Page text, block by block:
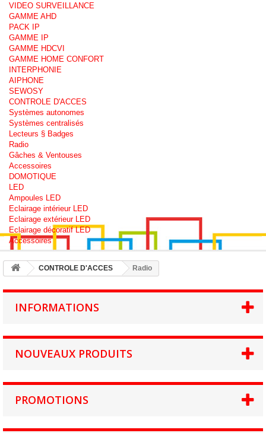
VIDEO SURVEILLANCE
GAMME AHD
PACK IP
GAMME IP
GAMME HDCVI
GAMME HOME CONFORT
INTERPHONIE
AIPHONE
SEWOSY
CONTROLE D'ACCES
Systèmes autonomes
Systèmes centralisés
Lecteurs § Badges
Radio
Gâches & Ventouses
Accessoires
DOMOTIQUE
LED
Ampoules LED
Eclairage intérieur LED
Eclairage extérieur LED
Eclairage décoratif LED
Accessoires
CONTROLE D'ACCES Radio
INFORMATIONS
NOUVEAUX PRODUITS
PROMOTIONS